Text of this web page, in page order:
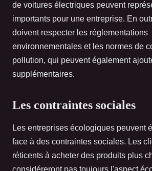
de voitures électriques peuvent
importants pour une entreprise. En
doivent respecter les réglementations
environnementales et les normes de
pollution, qui peuvent également
supplémentaires.
Les contraintes sociales
Les entreprises écologiques peuvent
face à des contraintes sociales. Les
réticents à acheter des produits plus